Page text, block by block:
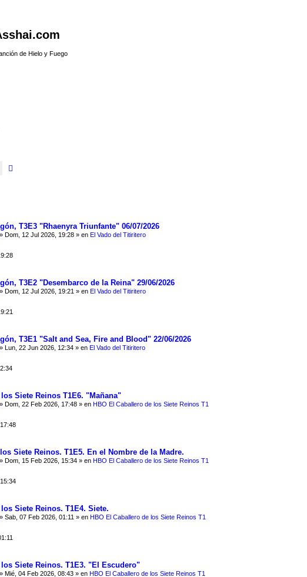
de Hielo y Fuego
Buscar
T3E3 "Rhaenyra Triunfante" 06/07/2026
» Dom, 12 Jul 2026, 19:28 » en El Vado del Titiritero
T3E2 "Desembarco de la Reina" 29/06/2026
» Dom, 12 Jul 2026, 19:21 » en El Vado del Titiritero
T3E1 "Salt and Sea, Fire and Blood" 22/06/2026
» Lun, 22 Jun 2026, 12:34 » en El Vado del Titiritero
Siete Reinos T1E6. "Mañana"
» Dom, 22 Feb 2026, 17:48 » en HBO El Caballero de los Siete Reinos T1
Siete Reinos. T1E5. En el Nombre de la Madre.
» Dom, 15 Feb 2026, 15:34 » en HBO El Caballero de los Siete Reinos T1
Siete Reinos. T1E4. Siete.
» Sab, 07 Feb 2026, 01:11 » en HBO El Caballero de los Siete Reinos T1
Siete Reinos. T1E3. "El Escudero"
» Mié, 04 Feb 2026, 08:43 » en HBO El Caballero de los Siete Reinos T1